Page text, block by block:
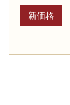
新価格